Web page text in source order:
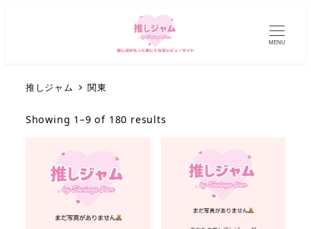
MENU
推しジャム 関東
Showing 1–9 of 180 results